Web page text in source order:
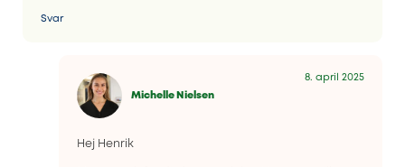
Svar
Michelle Nielsen
8. april 2025
Hej Henrik